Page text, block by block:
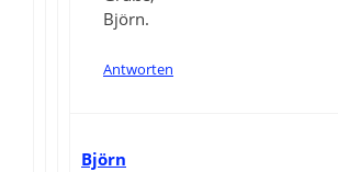
Björn.
Antworten
Björn